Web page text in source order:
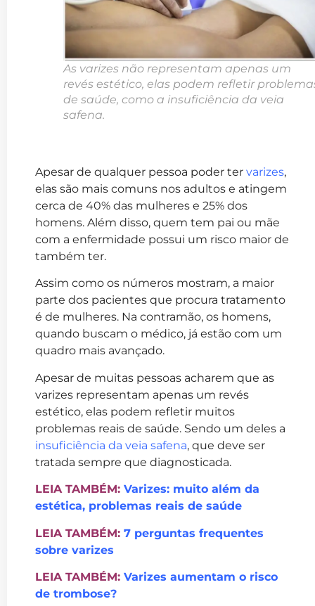
As varizes não representam apenas um
revés estético, elas podem refletir
de saúde, como a insuficiência da veia
safena.
Apesar de qualquer pessoa poder ter varizes,
elas são mais comuns nos adultos e atingem
cerca de 40% das mulheres e 25% dos
homens. Além disso, quem tem pai ou mãe
com a enfermidade possui um risco maior de
também ter.
Assim como os números mostram, a maior
parte dos pacientes que procura tratamento
é de mulheres. Na contramão, os homens,
quando buscam o médico, já estão com um
quadro mais avançado.
Apesar de muitas pessoas acharem que as
varizes representam apenas um revés
estético, elas podem refletir muitos
problemas reais de saúde. Sendo um deles a
insuficiência da veia safena, que deve ser
tratada sempre que diagnosticada.
LEIA TAMBÉM: Varizes: muito além da
estética, problemas reais de saúde
LEIA TAMBÉM: 7 perguntas frequentes
sobre varizes
LEIA TAMBÉM: Varizes aumentam o risco
de trombose?